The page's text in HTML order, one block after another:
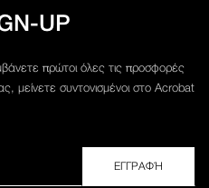
UP
πρώτοι όλες τις προσφορές
μείνετε συντονισμένοι στο Acrobat